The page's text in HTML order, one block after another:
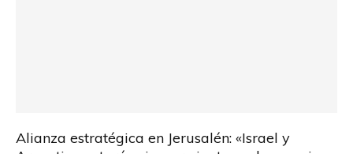
Alianza estratégica en Jerusalén: «Israel y